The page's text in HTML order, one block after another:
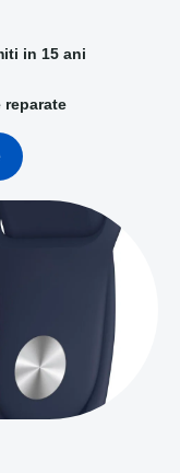
in 15 ani